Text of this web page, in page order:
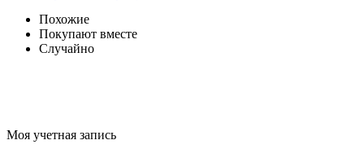
Похожие
Покупают вместе
Случайно
Моя учетная запись